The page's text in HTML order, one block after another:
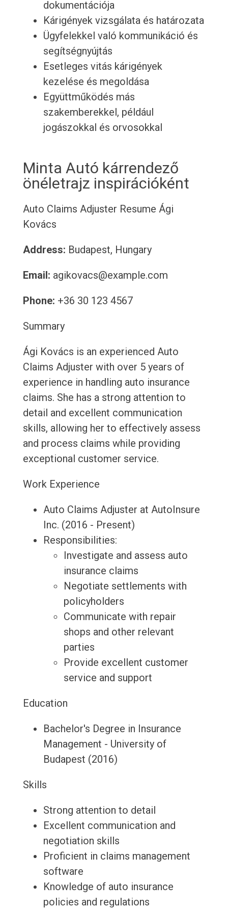
dokumentációja
Kárigények vizsgálata és határozata
Ügyfelekkel való kommunikáció és
segítségnyújtás
Esetleges vitás kárigények
kezelése és megoldása
Együttműködés más
szakemberekkel, például
jogászokkal és orvosokkal
Minta Autó kárrendező
önéletrajz inspirációként
Auto Claims Adjuster Resume Ági
Kovács
Address: Budapest, Hungary
Email: agikovacs@example.com
Phone: +36 30 123 4567
Summary
Ági Kovács is an experienced Auto
Claims Adjuster with over 5 years of
experience in handling auto insurance
claims. She has a strong attention to
detail and excellent communication
skills, allowing her to effectively assess
and process claims while providing
exceptional customer service.
Work Experience
Auto Claims Adjuster at AutoInsure
Inc. (2016 - Present)
Responsibilities:
Investigate and assess auto
insurance claims
Negotiate settlements with
policyholders
Communicate with repair
shops and other relevant
parties
Provide excellent customer
service and support
Education
Bachelor's Degree in Insurance
Management - University of
Budapest (2016)
Skills
Strong attention to detail
Excellent communication and
negotiation skills
Proficient in claims management
software
Knowledge of auto insurance
policies and regulations